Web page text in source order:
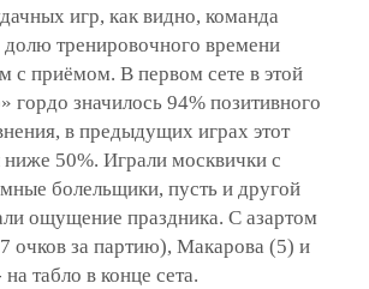
игр, как видно, команда
тренировочного времени
с приёмом. В первом сете в этой
гордо значилось 94% позитивного
в предыдущих играх этот
ниже 50%. Играли москвички с
болельщики, пусть и другой
ощущение праздника. С азартом
очков за партию), Макарова (5) и
табло в конце сета.